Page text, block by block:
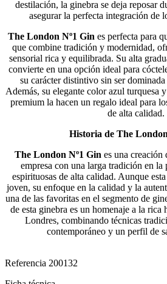
destilación, la ginebra se deja reposar
asegurar la perfecta integración de
The London Nº1 Gin es perfecta para
que combine tradición y modernidad,
sensorial rica y equilibrada. Su alta
convierte en una opción ideal para
su carácter distintivo sin ser
Además, su elegante color azul turquesa
premium la hacen un regalo ideal para
de alta calidad.
Historia de The
The London Nº1 Gin es una creación
empresa con una larga tradición en la
espirituosas de alta calidad. Aunque
joven, su enfoque en la calidad y la
una de las favoritas en el segmento de
de esta ginebra es un homenaje a la rica
Londres, combinando técnicas
contemporáneo y un perfil de
Referencia 200132